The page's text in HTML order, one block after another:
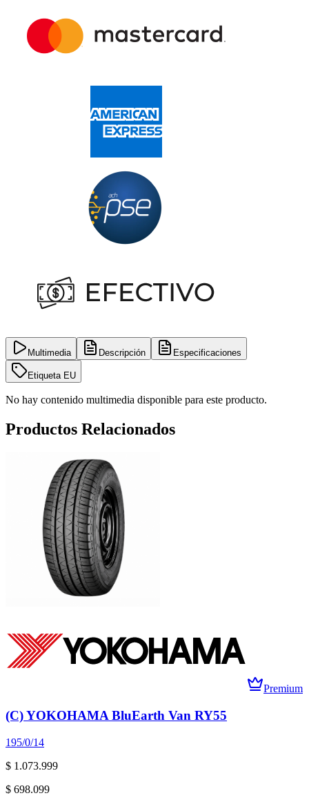
Multimedia Descripción Especificaciones
Etiqueta EU
No hay contenido multimedia disponible para este producto.
Productos Relacionados
Premium
(C) YOKOHAMA BluEarth Van RY55
195/0/14
$ 1.073.999
$ 698.099